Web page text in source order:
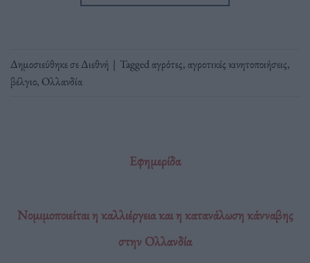
Δημοσιεύθηκε σεΔιεθνή | Taggedαγρότες,αγροτικές κινητοποιήσεις,
βέλγιο, Ολλανδία
Εφημερίδα
Νομιμοποιείται η καλλιέργεια και η κατανάλωση κάνναβης
στην Ολλανδία